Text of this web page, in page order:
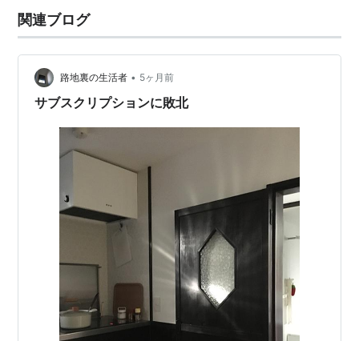
関連ブログ
路地裏の生活者 • 5ヶ月前
サブスクリプションに敗北